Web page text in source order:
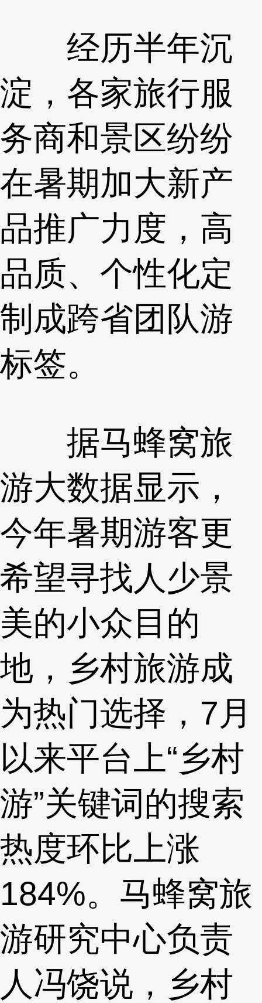
经历半年沉
淀，各家旅行服
务商和景区纷纷
在暑期加大新产
品推广力度，高
品质、个性化定
制成跨省团队游
标签。
据马蜂窝旅
游大数据显示，
今年暑期游客更
希望寻找人少景
美的小众目的
地，乡村旅游成
为热门选择，7月
以来平台上“乡村
游”关键词的搜索
热度环比上涨
184%。马蜂窝旅
游研究中心负责
人冯饶说，乡村